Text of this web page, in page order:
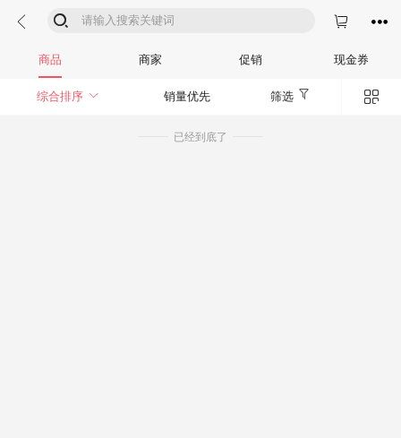
  

商品 商家 促销 现金券
综合排序  销量优先 筛选 
已经到底了